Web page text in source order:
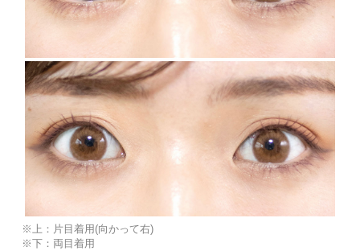
※上：片目着用(向かって右)
※下：両目着用